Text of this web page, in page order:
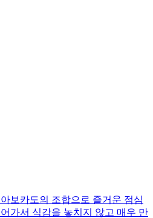
보카도의 조합으로 즐거운 점심
가서 식감을 놓치지 않고 매우 만